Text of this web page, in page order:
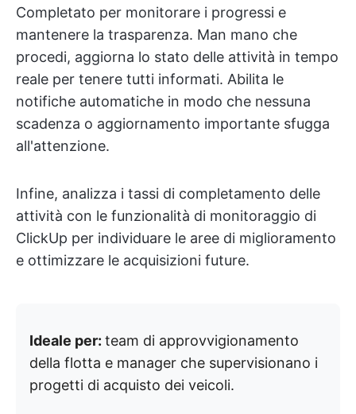
Completato per monitorare i progressi e
mantenere la trasparenza. Man mano che
procedi, aggiorna lo stato delle attività in tempo
reale per tenere tutti informati. Abilita le
notifiche automatiche in modo che nessuna
scadenza o aggiornamento importante sfugga
all'attenzione.
Infine, analizza i tassi di completamento delle
attività con le funzionalità di monitoraggio di
ClickUp per individuare le aree di miglioramento
e ottimizzare le acquisizioni future.
Ideale per: team di approvvigionamento
della flotta e manager che supervisionano i
progetti di acquisto dei veicoli.